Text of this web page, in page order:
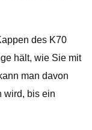
des K70
hält, wie Sie mit
man davon
wird, bis ein